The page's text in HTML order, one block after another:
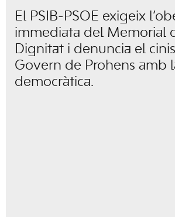
El PSIB-PSOE exigeix
immediata del Memorial
Dignitat i denuncia el
Govern de Prohens amb
democràtica.